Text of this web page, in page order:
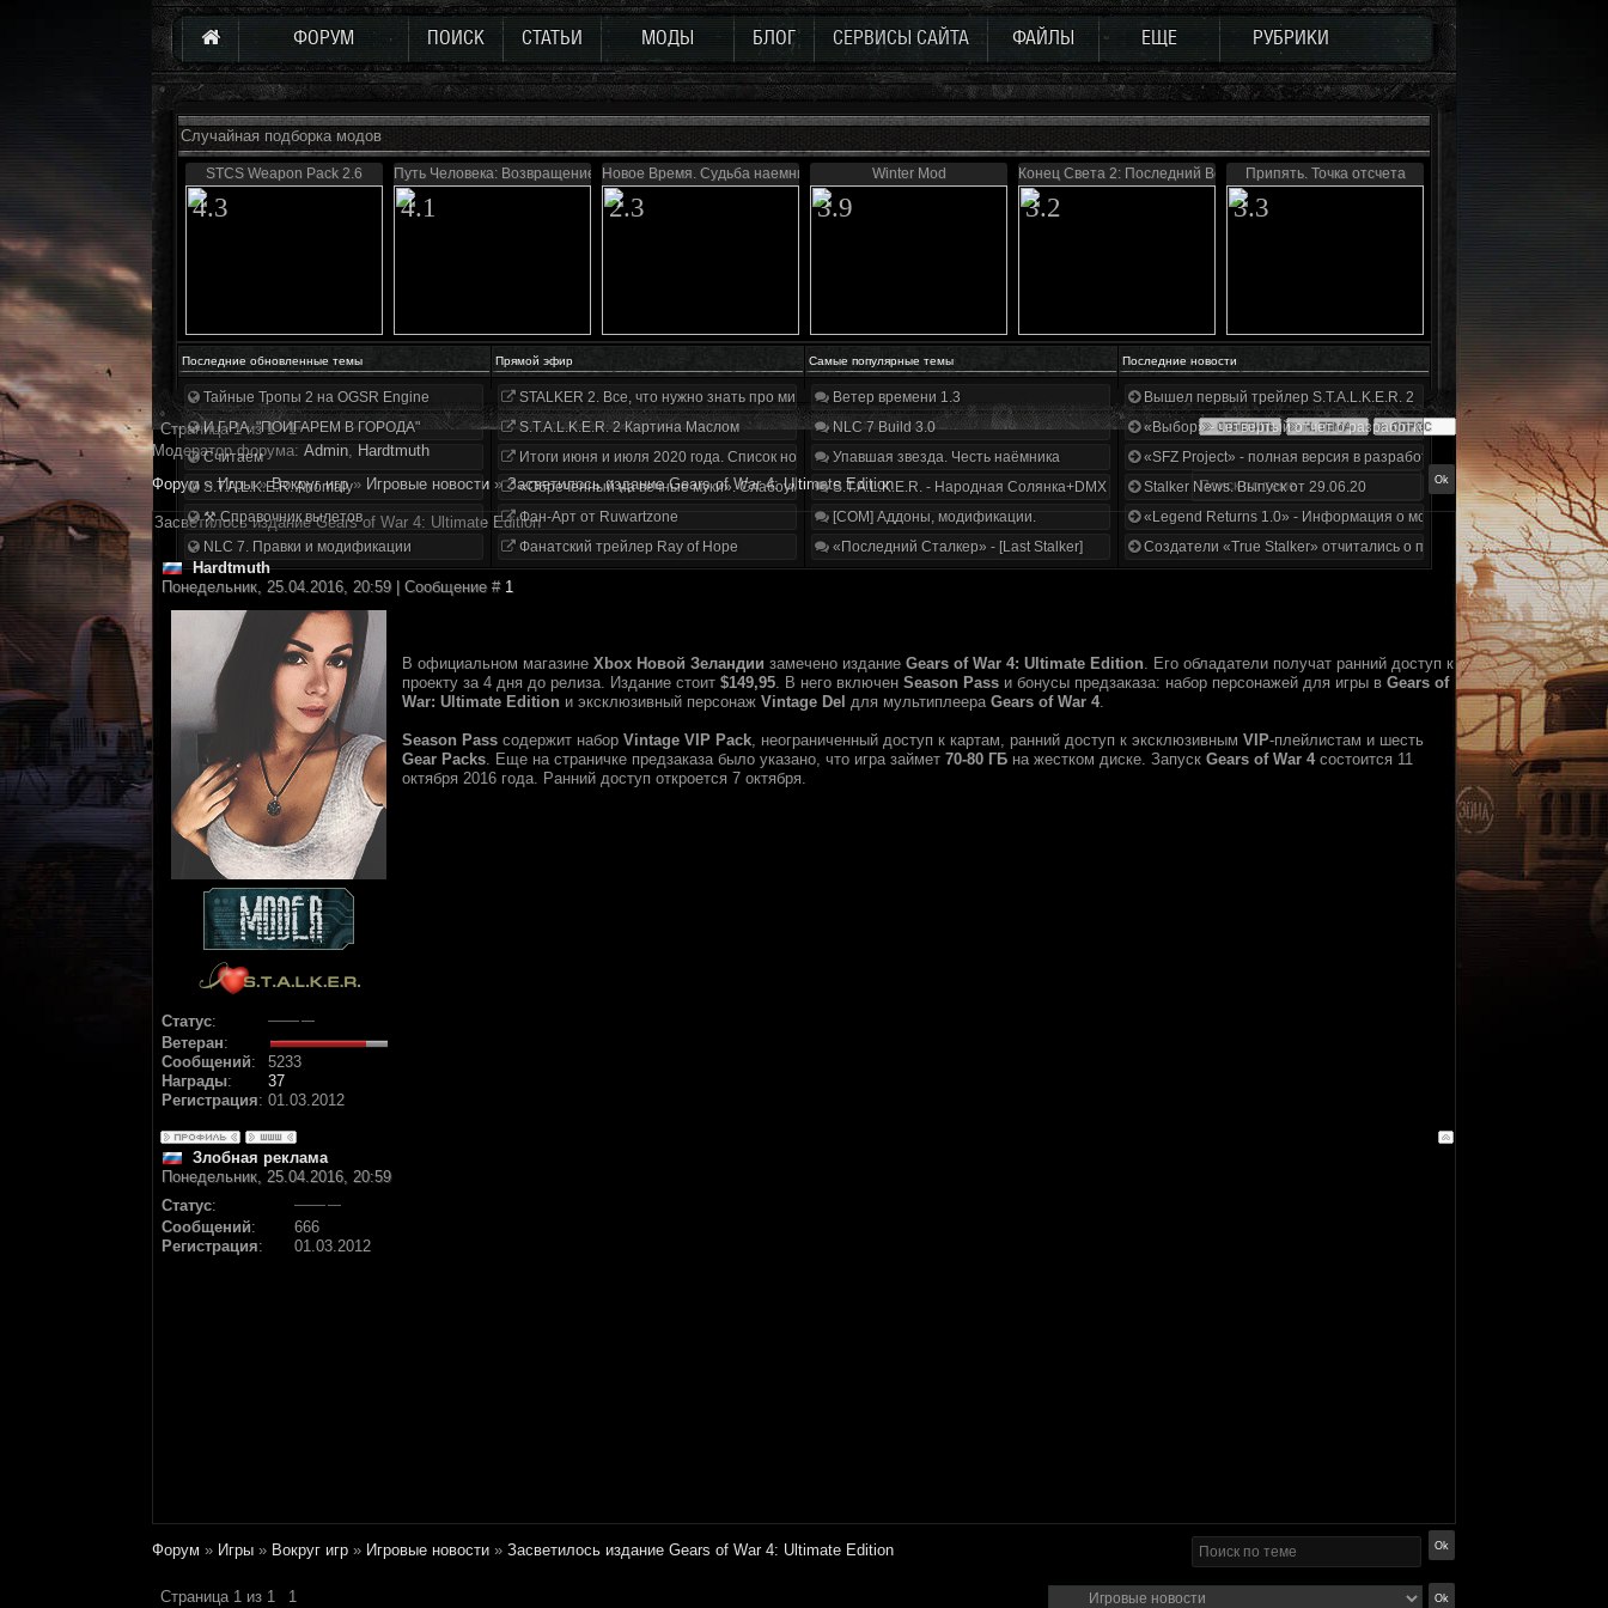
ФОРУМ ПОИСК СТАТЬИ МОДЫ БЛОГ СЕРВИСЫ САЙТА ФАЙЛЫ ЕЩЕ РУБРИКИ
Случайная подборка модов
STCS Weapon Pack 2.6
4.3
Путь Человека: Возвращение
4.1
Новое Время. Судьба наемника
2.3
Winter Mod
3.9
Конец Света 2: Последний Восход
3.2
Припять. Точка отсчета
3.3
Последние обновленные темы Прямой эфир Самые популярные темы Последние новости
Тайные Тропы 2 на OGSR Engine
И.Г.Р.А. "ПОИГАРЕМ В ГОРОДА"
Считаем
S.T.A.L.K.E.R. Anomaly
⚒ Справочник вылетов
NLC 7. Правки и модификации
STALKER 2. Все, что нужно знать про мир, геймплей и сюжет | Разбор трейлера
S.T.A.L.K.E.R. 2 Картина Маслом
Итоги июня и июля 2020 года. Список нововведений
«Обречённый на вечные муки». Слабоумие и отвага
Фан-Арт от Ruwartzone
Фанатский трейлер Ray of Hope
Ветер времени 1.3
NLC 7 Build 3.0
Упавшая звезда. Честь наёмника
S.T.A.L.K.E.R. - Народная Солянка+DMX 1.3.5.ООП.МА.К.
[COM] Аддоны, модификации.
«Последний Сталкер» - [Last Stalker]
Вышел первый трейлер S.T.A.L.K.E.R. 2
«Выбор» - четвертый отчет о разработке!
«SFZ Project» - полная версия в разработке!
Stalker News. Выпуск от 29.06.20
«Legend Returns 1.0» - Информация о моде за июнь 2020
Создатели «True Stalker» отчитались о проделанной работе
Страница1из1
1
Модератор форума: Аdmin, Hardtmuth
Форум » Игры » Вокруг игр » Игровые новости » Засветилось издание Gears of War 4: Ultimate Edition
Засветилось издание Gears of War 4: Ultimate Edition
Hardtmuth
Понедельник, 25.04.2016, 20:59 | Сообщение # 1
Статус:
Ветеран:
Сообщений:
5233
Награды:
37
Регистрация: 01.03.2012
В официальном магазине Xbox Новой Зеландии замечено издание Gears of War 4: Ultimate Edition. Его обладатели получат ранний доступ к
проекту за 4 дня до релиза. Издание стоит $149,95. В него включен Season Pass и бонусы предзаказа: набор персонажей для игры в Gears of
War: Ultimate Edition и эксклюзивный персонаж Vintage Del для мультиплеера Gears of War 4.
Season Pass содержит набор Vintage VIP Pack, неограниченный доступ к картам, ранний доступ к эксклюзивным VIP-плейлистам и шесть
Gear Packs. Еще на страничке предзаказа было указано, что игра займет 70-80 ГБ на жестком диске. Запуск Gears of War 4состоится 11
октября 2016 года. Ранний доступ откроется 7 октября.
Злобная реклама
Понедельник, 25.04.2016, 20:59
Статус:
Сообщений:
666
Регистрация: 01.03.2012
Форум » Игры » Вокруг игр » Игровые новости » Засветилось издание Gears of War 4: Ultimate Edition
Страница 1 из 1 1